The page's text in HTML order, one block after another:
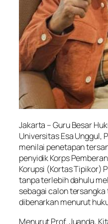
Jakarta – Guru Besar
Universitas Esa Unggul,
menilai penetapan
penyidik Korps
Korupsi (Kortas Tipikor)
tanpa terlebih dahulu
sebagai calon
dibenarkan menurut
Menurut Prof. Juanda,